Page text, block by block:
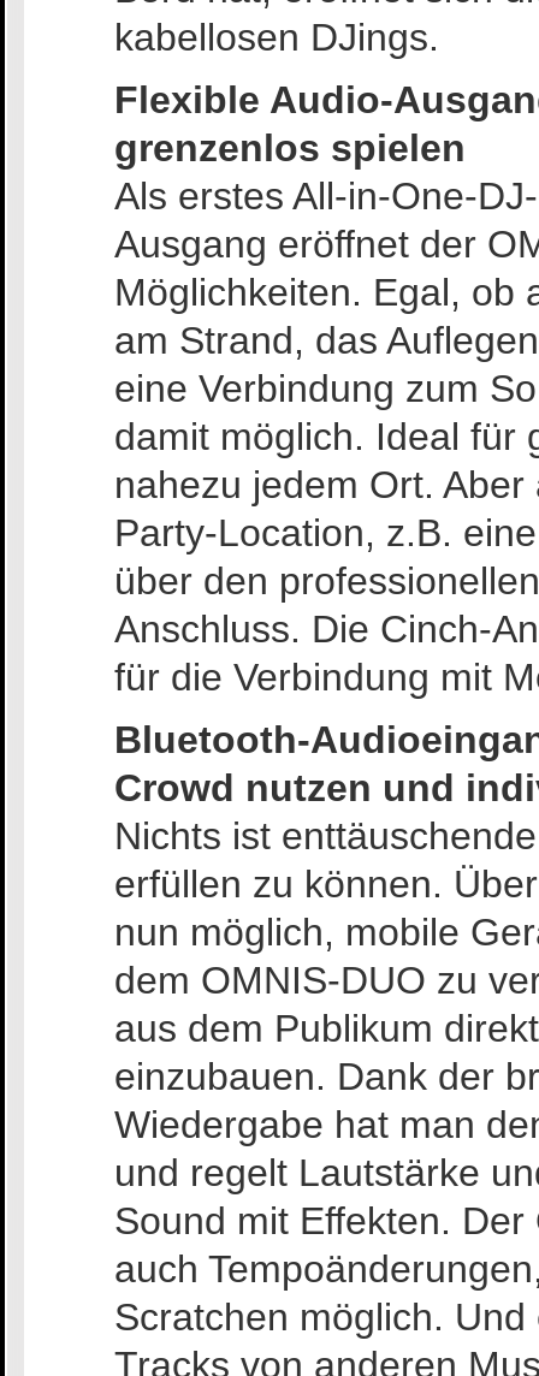
kabellosen DJings.
Flexible Audio-
grenzenlos spielen
Als erstes All-in-One-
Ausgang eröffnet der
Möglichkeiten. Egal, ob
am Strand, das
eine Verbindung zum
damit möglich. Ideal für
nahezu jedem Ort.
Party-Location, z.B.
über den
Anschluss. Die Cinch-
für die Verbindung mit
Bluetooth-
Crowd nutzen und
Nichts ist
erfüllen zu können.
nun möglich, mobile
dem OMNIS-DUO zu
aus dem Publikum
einzubauen. Dank der
Wiedergabe hat man
und regelt Lautstärke
Sound mit Effekten.
auch
Scratchen möglich.
Tracks von anderen